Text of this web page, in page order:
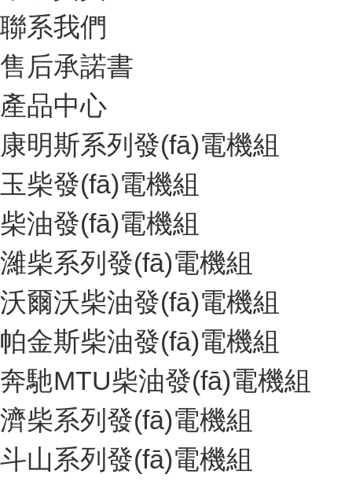
聯系我們
售后承諾書
產品中心
康明斯系列發(fā)電機組
玉柴發(fā)電機組
柴油發(fā)電機組
濰柴系列發(fā)電機組
沃爾沃柴油發(fā)電機組
帕金斯柴油發(fā)電機組
奔馳MTU柴油發(fā)電機組
濟柴系列發(fā)電機組
斗山系列發(fā)電機組